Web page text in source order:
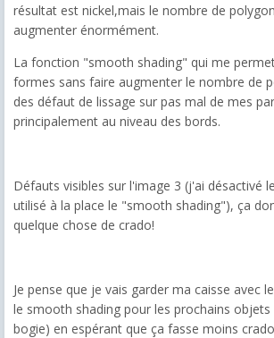
résultat est nickel,mais le nombre de
augmenter énormément.
La fonction "smooth shading" qui me
formes sans faire augmenter le nombre de
des défaut de lissage sur pas mal de mes
principalement au niveau des bords.
Défauts visibles sur l'image 3 (j'ai désactivé
utilisé à la place le "smooth shading"), ça
quelque chose de crado!
Je pense que je vais garder ma caisse avec
le smooth shading pour les prochains
bogie) en espérant que ça fasse moins